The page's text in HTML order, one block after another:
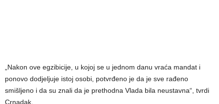
„Nakon ove egzibicije, u kojoj se u jednom danu vraća mandat i
ponovo dodjeljuje istoj osobi, potvrđeno je da je sve rađeno
smišljeno i da su znali da je prethodna Vlada bila neustavna“, tvrdi
Crnadak.